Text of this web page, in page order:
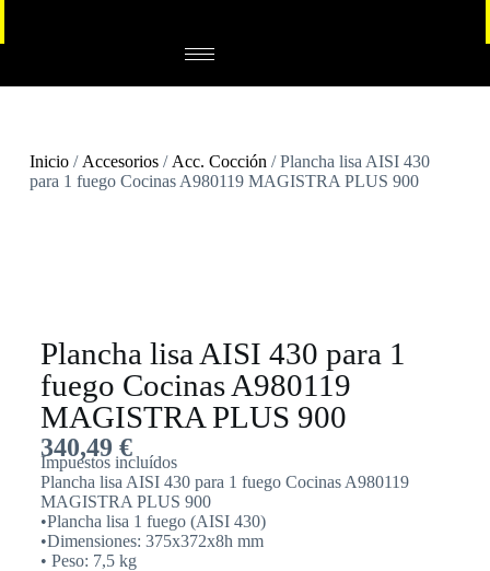
Inicio/ Accesorios/ Acc. Cocción / Plancha lisa AISI 430
para 1 fuego Cocinas A980119 MAGISTRA PLUS 900
Plancha lisa AISI 430 para 1
fuego Cocinas A980119
MAGISTRA PLUS 900
340,49 €
Impuestos incluídos
Plancha lisa AISI 430 para 1 fuego Cocinas A980119
MAGISTRA PLUS 900
•Plancha lisa 1 fuego (AISI 430)
•Dimensiones: 375x372x8h mm
• Peso: 7,5 kg